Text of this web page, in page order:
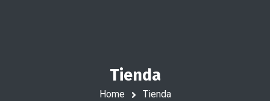
Tienda
Home Tienda